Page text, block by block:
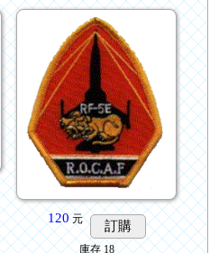
120元 訂購
庫存 18